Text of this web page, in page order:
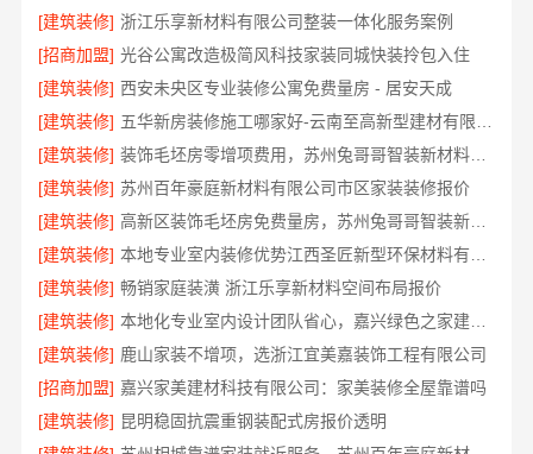
[建筑装修] 浙江乐享新材料有限公司整装一体化服务案例
[招商加盟] 光谷公寓改造极简风科技家装同城快装拎包入住
[建筑装修] 西安未央区专业装修公寓免费量房 - 居安天成
[建筑装修]
[建筑装修]
装饰毛坯房零增项费用，苏州兔哥哥智装新材料有限公司
[建筑装修] 苏州百年豪庭新材料有限公司市区家装装修报价
[建筑装修]
高新区装饰毛坯房免费量房，苏州兔哥哥智装新材料有限公司贴心前期服务
[建筑装修]
[建筑装修] 畅销家庭装潢 浙江乐享新材料空间布局报价
[建筑装修]
本地化专业室内设计团队省心，嘉兴绿色之家建材科技有限公司
[建筑装修] 鹿山家装不增项，选浙江宜美嘉装饰工程有限公司
[招商加盟] 嘉兴家美建材科技有限公司：家美装修全屋靠谱吗
[建筑装修] 昆明稳固抗震重钢装配式房报价透明